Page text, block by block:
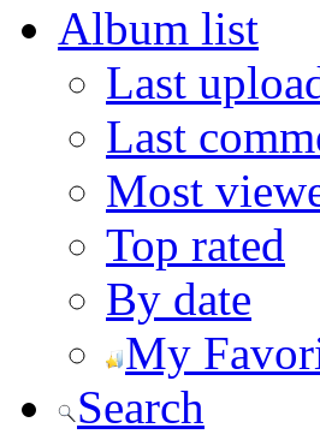
Album list
Last
Last
Most
Top rated
By date
My
Search